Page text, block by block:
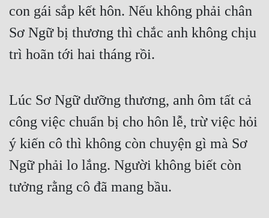
con gái sắp kết hôn. Nếu không phải chân
Sơ Ngữ bị thương thì chắc anh không chịu
trì hoãn tới hai tháng rồi.
Lúc Sơ Ngữ dưỡng thương, anh ôm tất cả
công việc chuẩn bị cho hôn lễ, trừ việc hỏi
ý kiến cô thì không còn chuyện gì mà Sơ
Ngữ phải lo lắng. Người không biết còn
tưởng rằng cô đã mang bầu.